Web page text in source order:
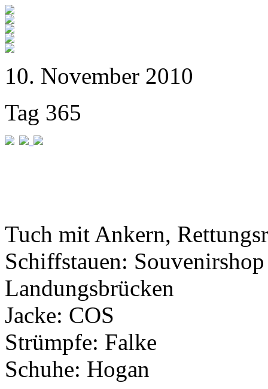
10. November 2010
Tag 365
Tuch mit Ankern,
Schiffstauen:
Landungsbrücken
Jacke: COS
Strümpfe: Falke
Schuhe: Hogan